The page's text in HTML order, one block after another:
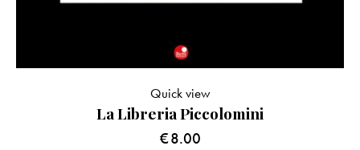
La Libreria Piccolomini
€8.00
Quick view